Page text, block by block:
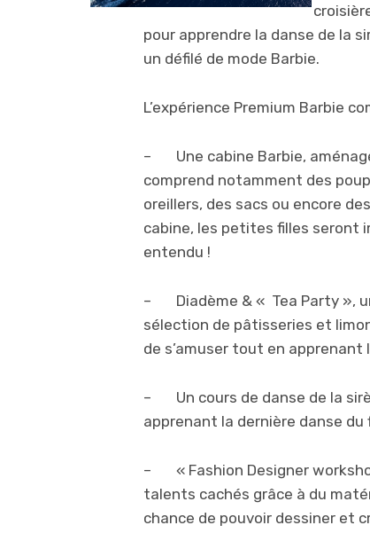
pour apprendre la danse de la
un défilé de mode Barbie.
L’expérience Premium Barbie
– Une cabine Barbie,
comprend notamment des
oreillers, des sacs ou encore
cabine, les petites filles seront
entendu !
– Diadème & « Tea Party »,
sélection de pâtisseries et
de s’amuser tout en
– Un cours de danse de la
apprenant la dernière danse du
– « Fashion Designer
talents cachés grâce à du
chance de pouvoir dessiner et